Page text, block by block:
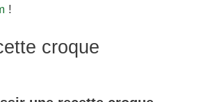
!
croque